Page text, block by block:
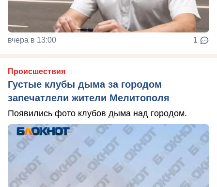
вчера в 13:00 1
Происшествия
Густые клубы дыма за городом
запечатлели жители Мелитополя
Появились фото клубов дыма над городом.